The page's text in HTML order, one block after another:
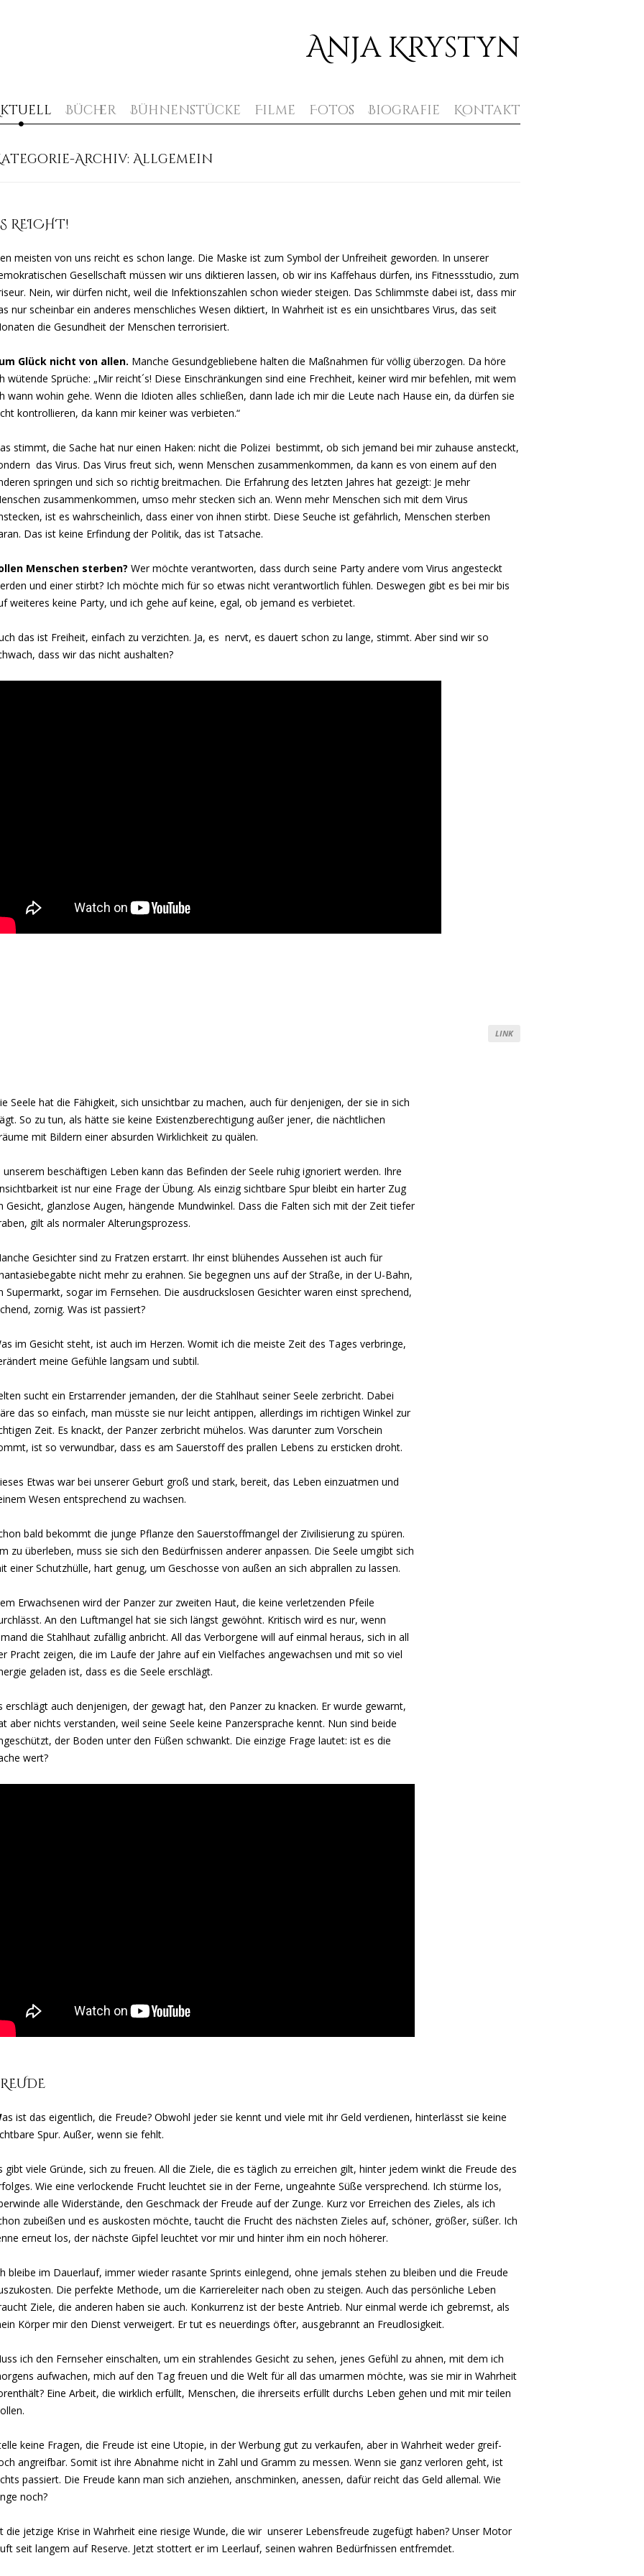
Anja Krystyn
Bücher Bühnenstücke Filme Fotos Biografie Kontakt
Archiv: Allgemein
REICHT!
meisten von uns reicht es schon lange. Die Maske ist zum Symbol der Unfreiheit geworden. In unserer
Gesellschaft müssen wir uns diktieren lassen, ob wir ins Kaffehaus dürfen, ins Fitnessstudio, zum
Nein, wir dürfen nicht, weil die Infektionszahlen schon wieder steigen. Das Schlimmste dabei ist, dass mir
nur scheinbar ein anderes menschliches Wesen diktiert, In Wahrheit ist es ein unsichtbares Virus, das seit
die Gesundheit der Menschen terrorisiert.
Glück nicht von allen. Manche Gesundgebliebene halten die Maßnahmen für völlig überzogen. Da höre
wütende Sprüche: „Mir reicht´s! Diese Einschränkungen sind eine Frechheit, keiner wird mir befehlen, mit wem
wann wohin gehe. Wenn die Idioten alles schließen, dann lade ich mir die Leute nach Hause ein, da dürfen sie
kontrollieren, da kann mir keiner was verbieten.“
stimmt, die Sache hat nur einen Haken: nicht die Polizei bestimmt, ob sich jemand bei mir zuhause ansteckt,
das Virus. Das Virus freut sich, wenn Menschen zusammenkommen, da kann es von einem auf den
springen und sich so richtig breitmachen. Die Erfahrung des letzten Jahres hat gezeigt: Je mehr
zusammenkommen, umso mehr stecken sich an. Wenn mehr Menschen sich mit dem Virus
ist es wahrscheinlich, dass einer von ihnen stirbt. Diese Seuche ist gefährlich, Menschen sterben
Das ist keine Erfindung der Politik, das ist Tatsache.
Menschen sterben? Wer möchte verantworten, dass durch seine Party andere vom Virus angesteckt
und einer stirbt? Ich möchte mich für so etwas nicht verantwortlich fühlen. Deswegen gibt es bei mir bis
weiteres keine Party, und ich gehe auf keine, egal, ob jemand es verbietet.
das ist Freiheit, einfach zu verzichten. Ja, es nervt, es dauert schon zu lange, stimmt. Aber sind wir so
dass wir das nicht aushalten?
LINK
Seele hat die Fähigkeit, sich unsichtbar zu machen, auch für denjenigen, der sie in sich
So zu tun, als hätte sie keine Existenzberechtigung außer jener, die nächtlichen
mit Bildern einer absurden Wirklichkeit zu quälen.
unserem beschäftigen Leben kann das Befinden der Seele ruhig ignoriert werden. Ihre
ist nur eine Frage der Übung. Als einzig sichtbare Spur bleibt ein harter Zug
Gesicht, glanzlose Augen, hängende Mundwinkel. Dass die Falten sich mit der Zeit tiefer
gilt als normaler Alterungsprozess.
Gesichter sind zu Fratzen erstarrt. Ihr einst blühendes Aussehen ist auch für
nicht mehr zu erahnen. Sie begegnen uns auf der Straße, in der U-Bahn,
Supermarkt, sogar im Fernsehen. Die ausdruckslosen Gesichter waren einst sprechend,
zornig. Was ist passiert?
im Gesicht steht, ist auch im Herzen. Womit ich die meiste Zeit des Tages verbringe,
meine Gefühle langsam und subtil.
sucht ein Erstarrender jemanden, der die Stahlhaut seiner Seele zerbricht. Dabei
das so einfach, man müsste sie nur leicht antippen, allerdings im richtigen Winkel zur
Zeit. Es knackt, der Panzer zerbricht mühelos. Was darunter zum Vorschein
ist so verwundbar, dass es am Sauerstoff des prallen Lebens zu ersticken droht.
Etwas war bei unserer Geburt groß und stark, bereit, das Leben einzuatmen und
Wesen entsprechend zu wachsen.
bald bekommt die junge Pflanze den Sauerstoffmangel der Zivilisierung zu spüren.
zu überleben, muss sie sich den Bedürfnissen anderer anpassen. Die Seele umgibt sich
einer Schutzhülle, hart genug, um Geschosse von außen an sich abprallen zu lassen.
Erwachsenen wird der Panzer zur zweiten Haut, die keine verletzenden Pfeile
An den Luftmangel hat sie sich längst gewöhnt. Kritisch wird es nur, wenn
die Stahlhaut zufällig anbricht. All das Verborgene will auf einmal heraus, sich in all
Pracht zeigen, die im Laufe der Jahre auf ein Vielfaches angewachsen und mit so viel
geladen ist, dass es die Seele erschlägt.
erschlägt auch denjenigen, der gewagt hat, den Panzer zu knacken. Er wurde gewarnt,
aber nichts verstanden, weil seine Seele keine Panzersprache kennt. Nun sind beide
der Boden unter den Füßen schwankt. Die einzige Frage lautet: ist es die
wert?
as ist das eigentlich, die Freude? Obwohl jeder sie kennt und viele mit ihr Geld verdienen, hinterlässt sie keine
Spur. Außer, wenn sie fehlt.
gibt viele Gründe, sich zu freuen. All die Ziele, die es täglich zu erreichen gilt, hinter jedem winkt die Freude des
Wie eine verlockende Frucht leuchtet sie in der Ferne, ungeahnte Süße versprechend. Ich stürme los,
alle Widerstände, den Geschmack der Freude auf der Zunge. Kurz vor Erreichen des Zieles, als ich
zubeißen und es auskosten möchte, taucht die Frucht des nächsten Zieles auf, schöner, größer, süßer. Ich
erneut los, der nächste Gipfel leuchtet vor mir und hinter ihm ein noch höherer.
bleibe im Dauerlauf, immer wieder rasante Sprints einlegend, ohne jemals stehen zu bleiben und die Freude
Die perfekte Methode, um die Karriereleiter nach oben zu steigen. Auch das persönliche Leben
Ziele, die anderen haben sie auch. Konkurrenz ist der beste Antrieb. Nur einmal werde ich gebremst, als
Körper mir den Dienst verweigert. Er tut es neuerdings öfter, ausgebrannt an Freudlosigkeit.
ich den Fernseher einschalten, um ein strahlendes Gesicht zu sehen, jenes Gefühl zu ahnen, mit dem ich
aufwachen, mich auf den Tag freuen und die Welt für all das umarmen möchte, was sie mir in Wahrheit
Eine Arbeit, die wirklich erfüllt, Menschen, die ihrerseits erfüllt durchs Leben gehen und mit mir teilen
keine Fragen, die Freude ist eine Utopie, in der Werbung gut zu verkaufen, aber in Wahrheit weder greif-
angreifbar. Somit ist ihre Abnahme nicht in Zahl und Gramm zu messen. Wenn sie ganz verloren geht, ist
passiert. Die Freude kann man sich anziehen, anschminken, anessen, dafür reicht das Geld allemal. Wie
noch?
die jetzige Krise in Wahrheit eine riesige Wunde, die wir unserer Lebensfreude zugefügt haben? Unser Motor
seit langem auf Reserve. Jetzt stottert er im Leerlauf, seinen wahren Bedürfnissen entfremdet.